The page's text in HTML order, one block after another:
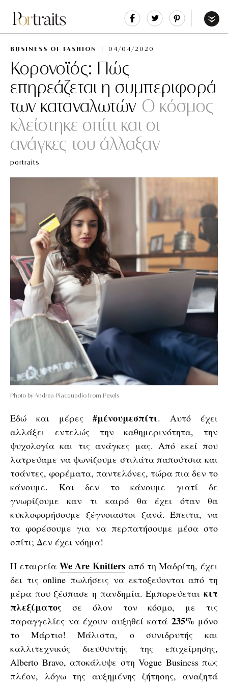
Share Tweet
BUSINESS OF FASHION 04/04/2020
Κορονοϊός: Πώς
επηρεάζεται η συμπεριφορά
των καταναλωτών Ο κόσμος
κλείστηκε σπίτι και οι
ανάγκες του άλλαξαν
portraits
Photo by Andrea Piacquadio from Pexels
Εδώ και μέρες#μένουμεσπίτι. Αυτό έχει
αλλάξει εντελώς την καθημερινότητα, την
ψυχολογία και τις ανάγκες μας. Από εκεί που
λατρεύαμε να ψωνίζουμε στιλάτα παπούτσια και
τσάντες, φορέματα, παντελόνες, τώρα πια δεν το
κάνουμε. Και δεν το κάνουμε γιατί δε
γνωρίζουμε καν τι καιρό θα έχει όταν θα
κυκλοφορήσουμε ξέγνοιαστοι ξανά. Έπειτα, να
τα φορέσουμε για να περπατήσουμε μέσα στο
σπίτι; Δεν έχει νόημα!
Η εταιρεία We Are Knitters από τη Μαδρίτη, έχει
δει τις online πωλήσεις να εκτοξεύονται από τη
μέρα που ξέσπασε η πανδημία. Εμπορεύεται κιτ
πλεξίματος σε όλον τον κόσμο, με τις
παραγγελίες να έχουν αυξηθεί κατά 235% μόνο
το Μάρτιο! Μάλιστα, ο συνιδρυτής και
καλλιτεχνικός διευθυντής της επιχείρησης,
Alberto Bravo, αποκάλυψε στη Vogue Business πως
πλέον, λόγω της αυξημένης ζήτησης, αναζητά